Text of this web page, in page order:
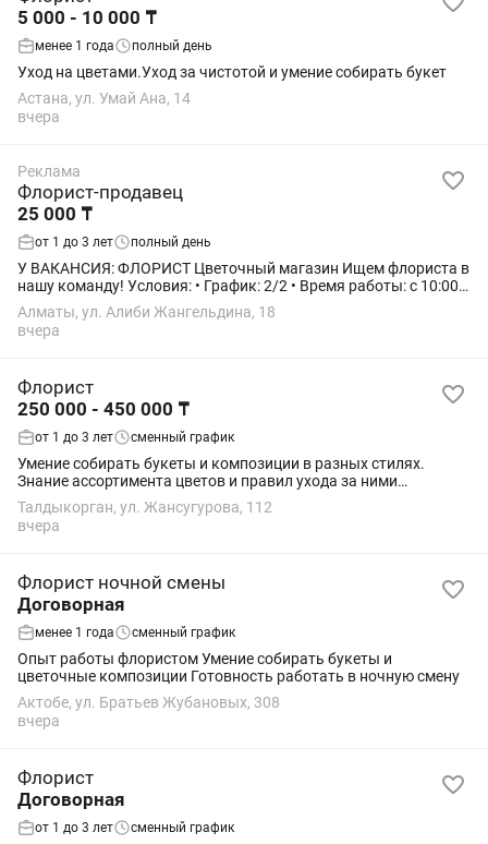
5 000 - 10 000 ₸
менее 1 года полный день
Уход на цветами.Уход за чистотой и умение собирать букет
Астана, ул. Умай Ана, 14
вчера
Реклама
Флорист-продавец
25 000 ₸
от 1 до 3 лет полный день
У ВАКАНСИЯ: ФЛОРИСТ Цветочный магазин Ищем флориста в
нашу команду! Условия: • График: 2/2 • Время работы: с 10:00
до 23:00 • Зарплата: 25 000 т в день • Дружный коллектив •
Комфортные условия...
Алматы, ул. Алиби Жангельдина, 18
вчера
Флорист
250 000 - 450 000 ₸
от 1 до 3 лет сменный график
Умение собирать букеты и композиции в разных стилях.
Знание ассортимента цветов и правил ухода за ними
(подрезка, обработка, хранение, смена воды). Хороший вкус,
чувство цвета и композиции. ...
Талдыкорган, ул. Жансугурова, 112
вчера
Флорист ночной смены
Договорная
менее 1 года сменный график
Опыт работы флористом Умение собирать букеты и
цветочные композиции Готовность работать в ночную смену
Актобе, ул. Братьев Жубановых, 308
вчера
Флорист
Договорная
от 1 до 3 лет сменный график